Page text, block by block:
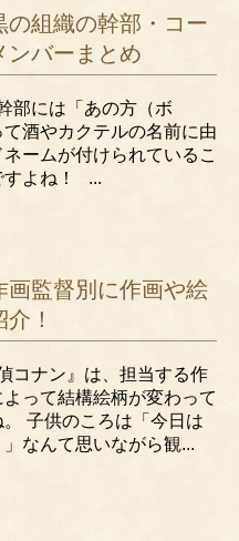
の組織の幹部・コー
ンバーまとめ
部には「あの方（ボ
て酒やカクテルの名前に由
ームが付けられているこ
すよね！ ...
画監督別に作画や絵
！
コナン』は、担当する作
って結構絵柄が変わって
子供のころは「今日は
なんて思いながら観...